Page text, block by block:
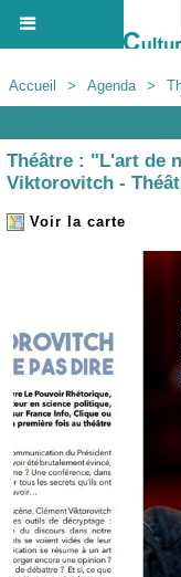
Accueil > Agenda >
Théâtre : "L'art de
Viktorovitch -
Voir la carte